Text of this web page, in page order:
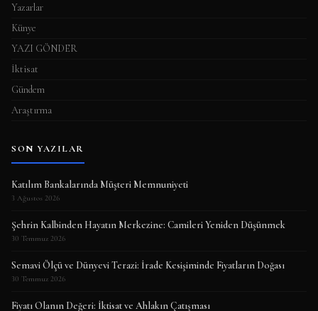
Yazarlar
Künye
YAZI GÖNDER
İktisat
Gündem
Araştırma
SON YAZILAR
Katılım Bankalarında Müşteri Memnuniyeti
3 Ağustos 2026
Şehrin Kalbinden Hayatın Merkezine: Camileri Yeniden Düşünmek
30 Temmuz 2026
Semavi Ölçü ve Dünyevi Terazi: İrade Kesişiminde Fiyatların Doğası
30 Temmuz 2026
Fiyatı Olanın Değeri: İktisat ve Ahlakın Çatışması